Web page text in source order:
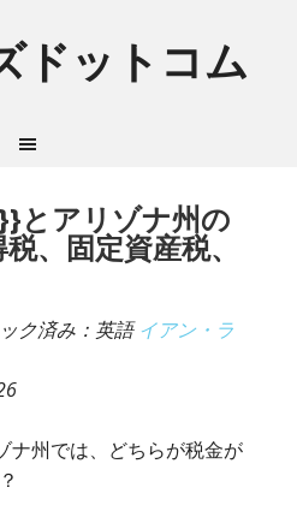
ドットコム
とアリゾナ州の
、固定資産税、
ク済み：英語イアン・ラ
ナ州では、どちらが税金が